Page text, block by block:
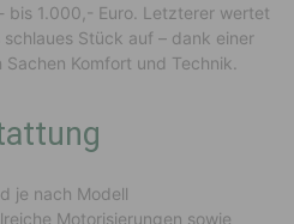
bis 1.000,- Euro. Letzterer wertet
Stück auf – dank einer
Komfort und Technik.
je nach Modell
Motorisierungen sowie